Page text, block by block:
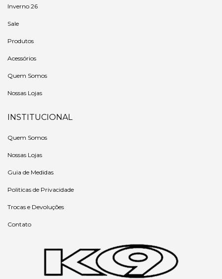
Inverno 26
Sale
Produtos
Acessórios
Quem Somos
Nossas Lojas
INSTITUCIONAL
Quem Somos
Nossas Lojas
Guia de Medidas
Politicas de Privacidade
Trocas e Devoluções
Contato